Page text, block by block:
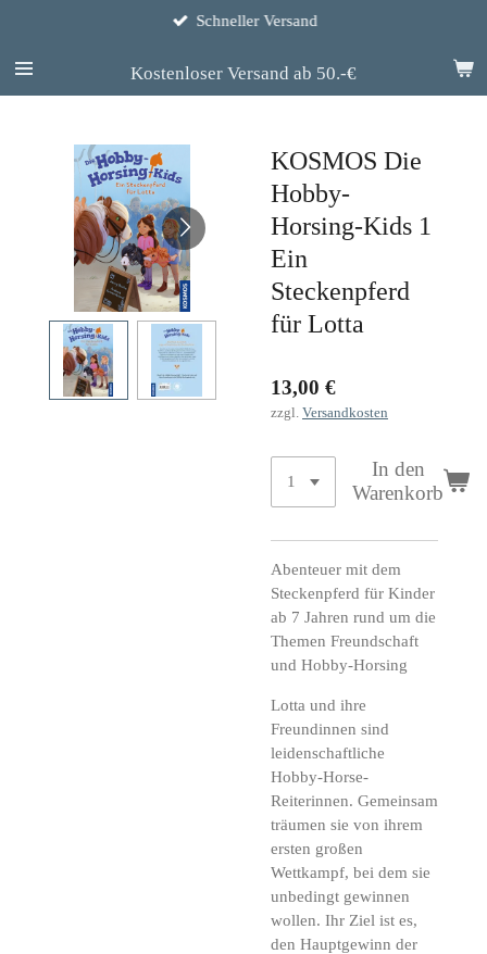
springen
Kostenloser Versand ab 50.-€
Schneller Versand
KOSMOS Die
Hobby-
Horsing-Kids 1
Ein
Steckenpferd
für Lotta
13,00 €
zzgl. Versandkosten
In den
Warenkorb
Abenteuer mit dem
Steckenpferd für Kinder
ab 7 Jahren rund um die
Themen Freundschaft
und Hobby-Horsing
Lotta und ihre
Freundinnen sind
leidenschaftliche
Hobby-Horse-
Reiterinnen. Gemeinsam
träumen sie von ihrem
ersten großen
Wettkampf, bei dem sie
unbedingt gewinnen
wollen. Ihr Ziel ist es,
den Hauptgewinn der